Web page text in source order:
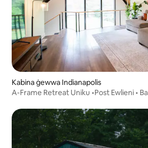
Kabina ġewwa Indianapolis
A-Frame Retreat Uniku •Post Ewlieni •